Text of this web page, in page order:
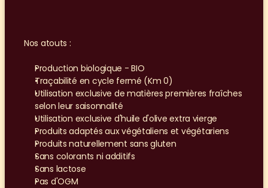
Nos atouts :
Production biologique - BIO
Traçabilité en cycle fermé (Km 0)
Utilisation exclusive de matières premières fraîches
selon leur saisonnalité
Utilisation exclusive d'huile d'olive extra vierge
Produits adaptés aux végétaliens et végétariens
Produits naturellement sans gluten
Sans colorants ni additifs
Sans lactose
Pas d'OGM